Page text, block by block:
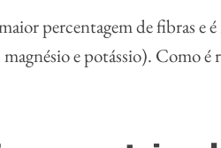
percentagem de fibras e
e potássio). Como é